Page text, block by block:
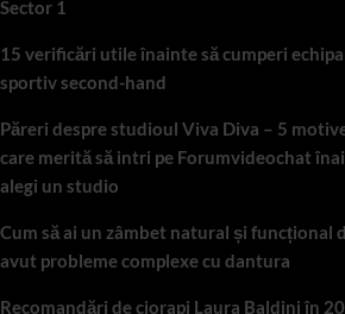
Sector 1
15 verificări utile înainte să cumperi
sportiv second-hand
Păreri despre studioul Viva Diva – 5
care merită să intri pe Forumvideochat
alegi un studio
Cum să ai un zâmbet natural și funcțional
avut probleme complexe cu dantura
Recomandări de ciorapi Laura Baldini în